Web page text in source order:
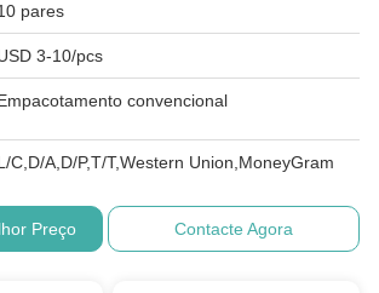
pares
3-10/pcs
convencional
C,D/A,D/P,T/T,Western Union,MoneyGram
Preço Contacte Agora